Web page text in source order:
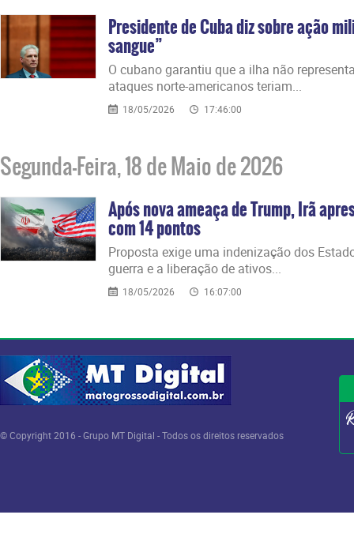
Presidente de Cuba diz sobre ação
sangue”
O cubano garantiu que a ilha não
ataques norte-americanos teriam...
18/05/2026 17:46:00
Segunda-Feira, 18 de Maio de 2026
Após nova ameaça de Trump, Irã
com 14 pontos
Proposta exige uma indenização dos
guerra e a liberação de ativos...
18/05/2026 16:07:00
© Copyright 2016 - Grupo MT Digital - Todos os direitos reservados